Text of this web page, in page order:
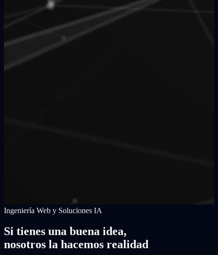
Ingeniería Web y Soluciones IA
Si tienes una buena idea,
nosotros la hacemos realidad